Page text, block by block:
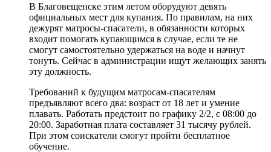
В Благовещенске этим летом оборудуют девять
официальных мест для купания. По правилам, на них
дежурят матросы-спасатели, в обязанности которых
входит помогать купающимся в случае, если те не
смогут самостоятельно удержаться на воде и начнут
тонуть. Сейчас в администрации ищут желающих занять
эту должность.
Требований к будущим матросам-спасателям
предъявляют всего два: возраст от 18 лет и умение
плавать. Работать предстоит по графику 2/2, с 08:00 до
20:00. Заработная плата составляет 31 тысячу рублей.
При этом соискатели смогут пройти бесплатное
обучение.